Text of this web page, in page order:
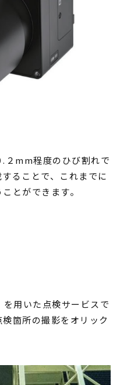
２mm程度のひび割れで
ることで、これまでに
とができます。
用いた点検サービスで
箇所の撮影をオリック